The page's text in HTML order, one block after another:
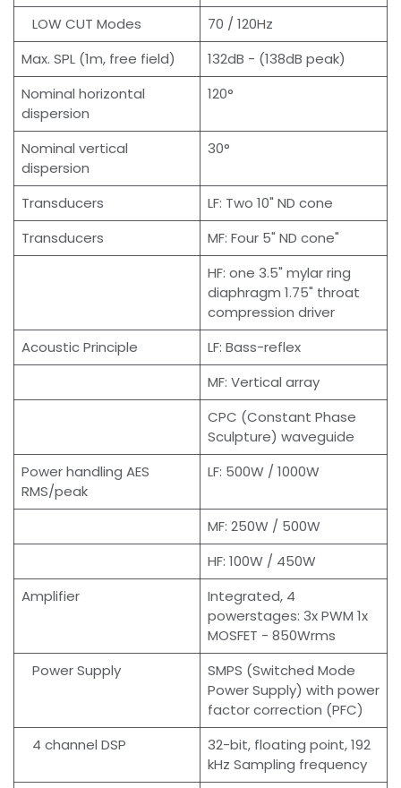
LOW CUT Modes
70 / 120Hz
Max. SPL (1m, free field)
132dB - (138dB peak)
Nominal horizontal
dispersion
120°
Nominal vertical
dispersion
30°
Transducers
LF: Two 10" ND cone
Transducers
MF: Four 5" ND cone"
HF: one 3.5" mylar ring
diaphragm 1.75" throat
compression driver
Acoustic Principle
LF: Bass-reflex
MF: Vertical array
CPC (Constant Phase
Sculpture) waveguide
Power handling AES
RMS/peak
LF: 500W / 1000W
MF: 250W / 500W
HF: 100W / 450W
Amplifier
Integrated, 4
powerstages: 3x PWM 1x
MOSFET - 850Wrms
Power Supply
SMPS (Switched Mode
Power Supply) with power
factor correction (PFC)
4 channel DSP
32-bit, floating point, 192
kHz Sampling frequency